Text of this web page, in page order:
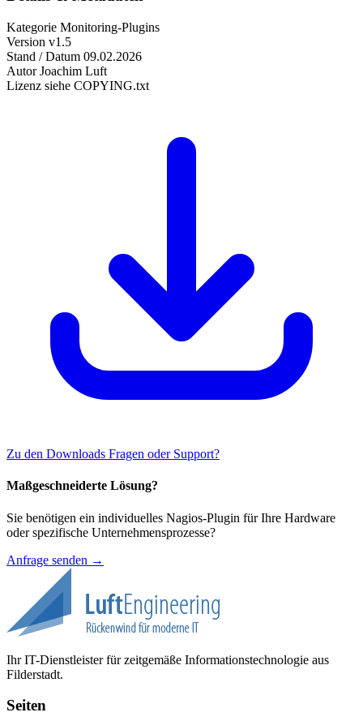
Kategorie Monitoring-Plugins
Version v1.5
Stand / Datum 09.02.2026
Autor Joachim Luft
Lizenz siehe COPYING.txt
Zu den Downloads Fragen oder Support?
Maßgeschneiderte Lösung?
Sie benötigen ein individuelles Nagios-Plugin für Ihre Hardware
oder spezifische Unternehmensprozesse?
Anfrage senden →
Ihr IT-Dienstleister für zeitgemäße Informationstechnologie aus
Filderstadt.
Seiten